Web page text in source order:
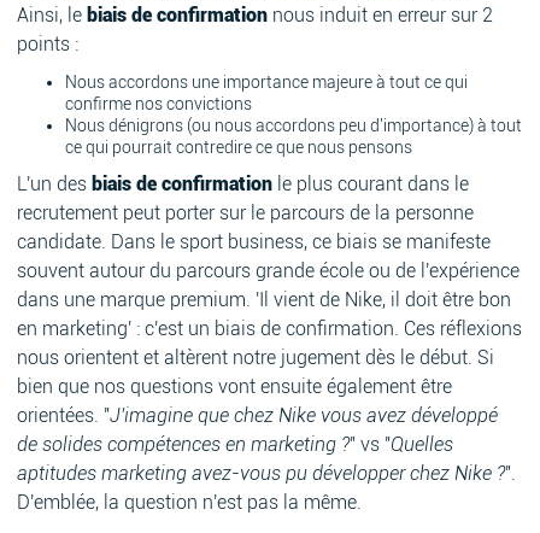
Ainsi, le biais de confirmation nous induit en erreur sur 2
points :
Nous accordons une importance majeure à tout ce qui
confirme nos convictions
Nous dénigrons (ou nous accordons peu d'importance) à tout
ce qui pourrait contredire ce que nous pensons
L'un des biais de confirmation le plus courant dans le
recrutement peut porter sur le parcours de la personne
candidate. Dans le sport business, ce biais se manifeste
souvent autour du parcours grande école ou de l'expérience
dans une marque premium. 'Il vient de Nike, il doit être bon
en marketing' : c'est un biais de confirmation. Ces réflexions
nous orientent et altèrent notre jugement dès le début. Si
bien que nos questions vont ensuite également être
orientées. "J'imagine que chez Nike vous avez développé
de solides compétences en marketing ?" vs "Quelles
aptitudes marketing avez-vous pu développer chez Nike ?".
D'emblée, la question n'est pas la même.